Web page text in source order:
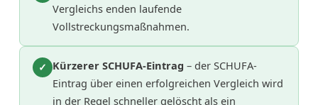
Vergleichs enden laufende
Vollstreckungsmaßnahmen.
✓ Kürzerer SCHUFA-Eintrag – der SCHUFA-
Eintrag über einen erfolgreichen Vergleich wird
in der Regel schneller gelöscht als ein